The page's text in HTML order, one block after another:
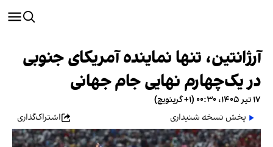
آرژانتین، تنها نماینده آمریکای جنوبی
در یک‌چهارم نهایی جام جهانی
۱۷ تیر ۱۴۰۵، ۰۰:۳۰ (‎+۱ گرینویچ)
پخش نسخه شنیداری
اشتراک‌گذاری